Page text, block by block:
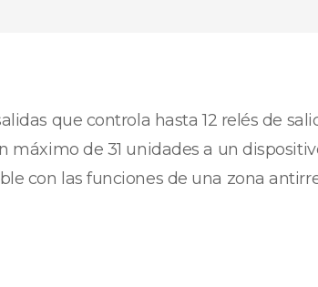
que controla hasta 12 relés de
máximo de 31 unidades a un
con las funciones de una zona